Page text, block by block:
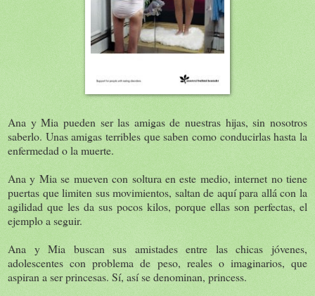
Ana y Mia pueden ser las amigas de nuestras hijas, sin nosotros
saberlo. Unas amigas terribles que saben como conducirlas hasta la
enfermedad o la muerte.
Ana y Mia se mueven con soltura en este medio, internet no tiene
puertas que limiten sus movimientos, saltan de aquí para allá con la
agilidad que les da sus pocos kilos, porque ellas son perfectas, el
ejemplo a seguir.
Ana y Mia buscan sus amistades entre las chicas jóvenes,
adolescentes con problema de peso, reales o imaginarios, que
aspiran a ser princesas. Sí, así se denominan, princess.